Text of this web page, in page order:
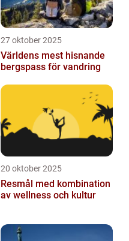
27 oktober 2025
Världens mest hisnande
bergspass för vandring
20 oktober 2025
Resmål med kombination
av wellness och kultur